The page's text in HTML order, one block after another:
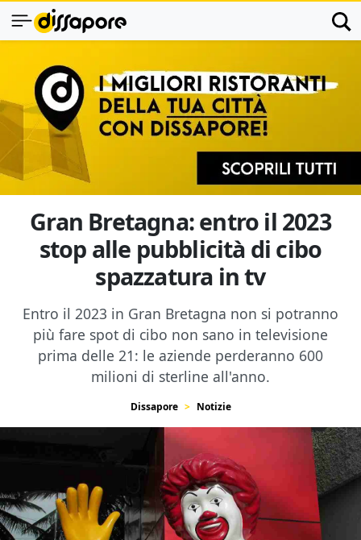
Gran Bretagna: entro il 2023
stop alle pubblicità di cibo
spazzatura in tv
Entro il 2023 in Gran Bretagna non si potranno
più fare spot di cibo non sano in televisione
prima delle 21: le aziende perderanno 600
milioni di sterline all'anno.
Dissapore Notizie